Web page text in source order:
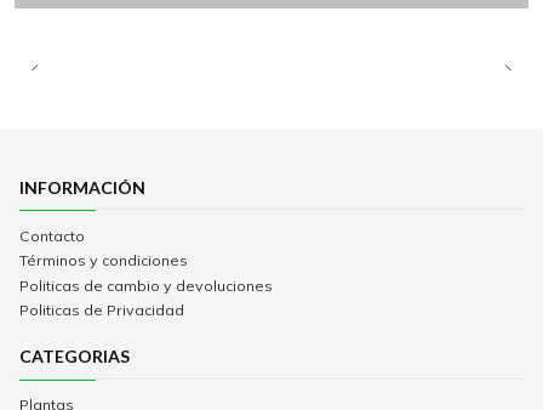
INFORMACIÓN
Contacto
Términos y condiciones
Politicas de cambio y devoluciones
Politicas de Privacidad
CATEGORIAS
Plantas